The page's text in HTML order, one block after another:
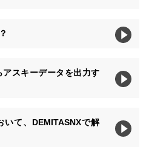
スキーデータを出力す
いて、DEMITASNXで解